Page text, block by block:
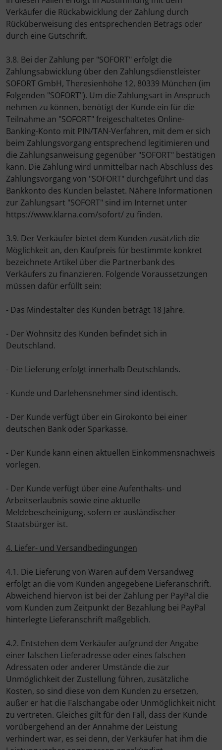
Verkäufer die Rückabwicklung der Zahlung durch
Rücküberweisung des entsprechenden Betrags oder
durch eine Gutschrift.
3.8. Bei der Zahlung per "SOFORT" erfolgt die
Zahlungsabwicklung über den Zahlungsdienstleister
SOFORT GmbH, Theresienhöhe 12, 80339 München (im
Folgenden "SOFORT"). Um die Zahlungsart in Anspruch
nehmen zu können, benötigt der Kunde ein für die
Teilnahme an "SOFORT" freigeschaltetes Online-
Banking-Konto mit PIN/TAN-Verfahren, mit dem er sich
beim Zahlungsvorgang entsprechend legitimieren und
die Zahlungsanweisung gegenüber "SOFORT" bestätigen
kann. Die Zahlung wird unmittelbar nach Abschluss des
Zahlungsvorgang von "SOFORT" durchgeführt und das
Bankkonto des Kunden belastet. Nähere Informationen
zur Zahlungsart "SOFORT" sind im Internet unter
https://www.klarna.com/sofort/ zu finden.
3.9. Der Verkäufer bietet dem Kunden zusätzlich die
Möglichkeit an, den Kaufpreis für bestimmte konkret
bezeichnete Artikel über die Partnerbank des
Verkäufers zu finanzieren. Folgende Voraussetzungen
müssen dafür erfüllt sein:
- Das Mindestalter des Kunden beträgt 18 Jahre.
- Der Wohnsitz des Kunden befindet sich in
Deutschland.
- Die Lieferung erfolgt innerhalb Deutschlands.
- Kunde und Darlehensnehmer sind identisch.
- Der Kunde verfügt über ein Girokonto bei einer
deutschen Bank oder Sparkasse.
- Der Kunde kann einen aktuellen Einkommensnachweis
vorlegen.
- Der Kunde verfügt über eine Aufenthalts- und
Arbeitserlaubnis sowie eine aktuelle
Meldebescheinigung, sofern er ausländischer
Staatsbürger ist.
4. Liefer- und Versandbedingungen
4.1. Die Lieferung von Waren auf dem Versandweg
erfolgt an die vom Kunden angegebene Lieferanschrift.
Abweichend hiervon ist bei der Zahlung per PayPal die
vom Kunden zum Zeitpunkt der Bezahlung bei PayPal
hinterlegte Lieferanschrift maßgeblich.
4.2. Entstehen dem Verkäufer aufgrund der Angabe
einer falschen Lieferadresse oder eines falschen
Adressaten oder anderer Umstände die zur
Unmöglichkeit der Zustellung führen, zusätzliche
Kosten, so sind diese von dem Kunden zu ersetzen,
außer er hat die Falschangabe oder Unmöglichkeit nicht
zu vertreten. Gleiches gilt für den Fall, dass der Kunde
vorübergehend an der Annahme der Leistung
verhindert war, es sei denn, der Verkäufer hat ihm die